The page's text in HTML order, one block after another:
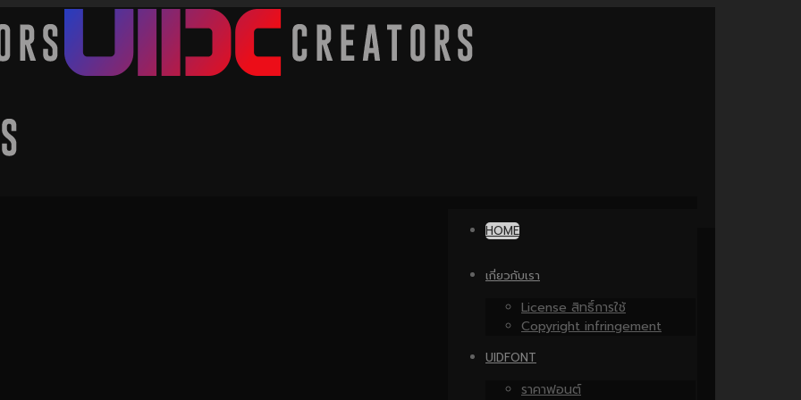
HOME
เกี่ยวกับเรา
License สิทธิ์การใช้
Copyright infringement
UIDFONT
ราคาฟอนต์